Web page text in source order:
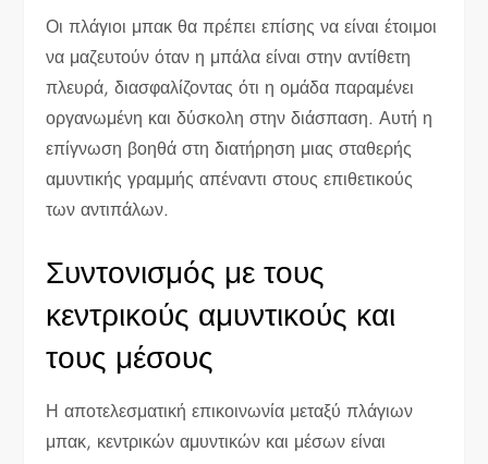
Οι πλάγιοι μπακ θα πρέπει επίσης να είναι έτοιμοι
να μαζευτούν όταν η μπάλα είναι στην αντίθετη
πλευρά, διασφαλίζοντας ότι η ομάδα παραμένει
οργανωμένη και δύσκολη στην διάσπαση. Αυτή η
επίγνωση βοηθά στη διατήρηση μιας σταθερής
αμυντικής γραμμής απέναντι στους επιθετικούς
των αντιπάλων.
Συντονισμός με τους
κεντρικούς αμυντικούς και
τους μέσους
Η αποτελεσματική επικοινωνία μεταξύ πλάγιων
μπακ, κεντρικών αμυντικών και μέσων είναι